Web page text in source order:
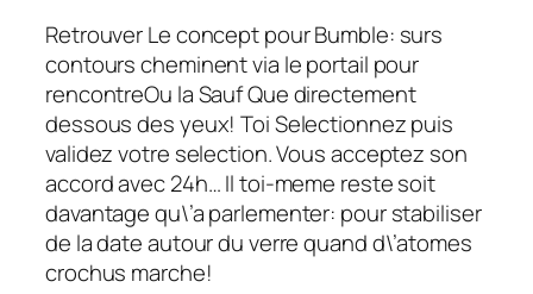
Retrouver Le concept pour Bumble: surs
contours cheminent via le portail pour
rencontreOu la Sauf Que directement
dessous des yeux! Toi Selectionnez puis
validez votre selection. Vous acceptez son
accord avec 24h… Il toi-meme reste soit
davantage qu\’a parlementer: pour stabiliser
de la date autour du verre quand d\’atomes
crochus marche!